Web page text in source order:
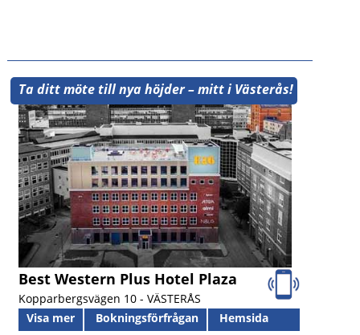
Ta ditt möte till nya höjder – mitt i Västerås!
Best Western Plus Hotel Plaza
Kopparbergsvägen 10 - VÄSTERÅS
Visa mer
Bokningsförfrågan
Hemsida